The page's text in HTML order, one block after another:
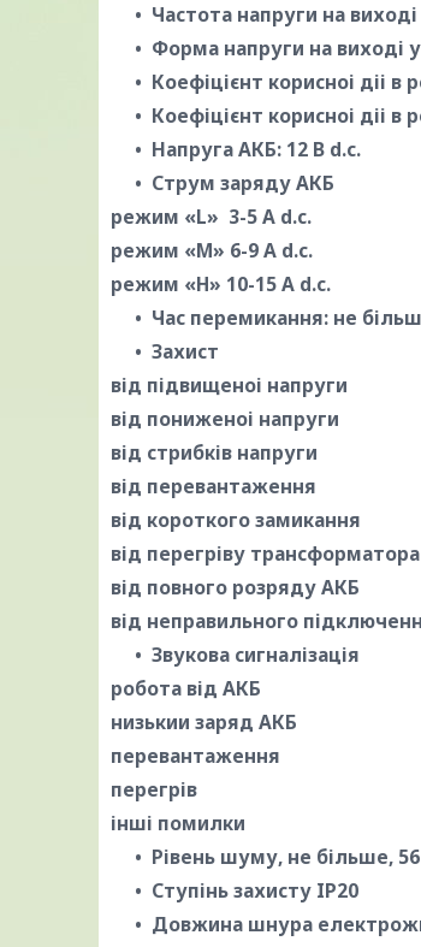
Частота напруги на
Форма напруги на виході
Коефіцієнт корисноі діі
Коефіцієнт корисноі діі
Напруга АКБ: 12 В d.с.
Струм заряду АКБ
режим «L» 3-5 А d.c.
режим «M» 6-9 А d.c.
режим «H» 10-15 А d.c.
Час перемикання: не
Захист
від підвищеноі напруги
від пониженоі напруги
від стрибків напруги
від перевантаження
від короткого замикання
від перегріву
від повного розряду АКБ
від неправильного
Звукова сигналізація
робота від АКБ
низькии заряд АКБ
перевантаження
перегрів
інші помилки
Рівень шуму, не більше,
Ступінь захисту IP20
Довжина шнура